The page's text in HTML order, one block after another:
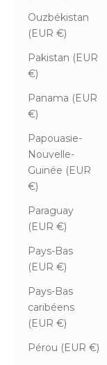
Ouzbékistan
(EUR €)
Pakistan (EUR
€)
Panama (EUR
€)
Papouasie-
Nouvelle-
Guinée (EUR
€)
Paraguay
(EUR €)
Pays-Bas
(EUR €)
Pays-Bas
caribéens
(EUR €)
Pérou (EUR €)